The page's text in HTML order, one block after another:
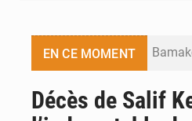
EN CE MOMENT
Décès de Salif